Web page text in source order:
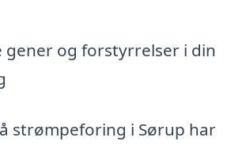
gener og forstyrrelser i din
strømpeforing i Sørup har